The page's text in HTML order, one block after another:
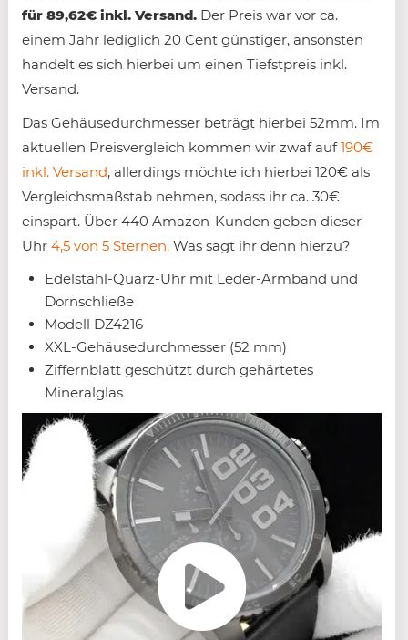
für 89,62€ inkl. Versand. Der Preis war vor ca.
einem Jahr lediglich 20 Cent günstiger, ansonsten
handelt es sich hierbei um einen Tiefstpreis inkl.
Versand.
Das Gehäusedurchmesser beträgt hierbei 52mm. Im
aktuellen Preisvergleich kommen wir zwaf auf190€
inkl. Versand, allerdings möchte ich hierbei 120€ als
Vergleichsmaßstab nehmen, sodass ihr ca. 30€
einspart. Über 440 Amazon-Kunden geben dieser
Uhr 4,5 von 5 Sternen. Was sagt ihr denn hierzu?
Edelstahl-Quarz-Uhr mit Leder-Armband und
Dornschließe
Modell DZ4216
XXL-Gehäusedurchmesser (52 mm)
Ziffernblatt geschützt durch gehärtetes
Mineralglas